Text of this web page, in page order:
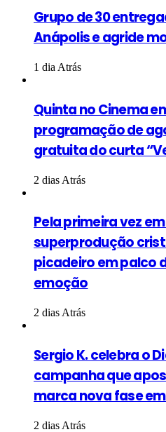
Grupo de 30
Anápolis e agride
1 dia Atrás
Quinta no Cinema
programação de
gratuita do curta
2 dias Atrás
Pela primeira vez
superprodução
picadeiro em palco
emoção
2 dias Atrás
Sergio K. celebra o
campanha que
marca nova fase
2 dias Atrás